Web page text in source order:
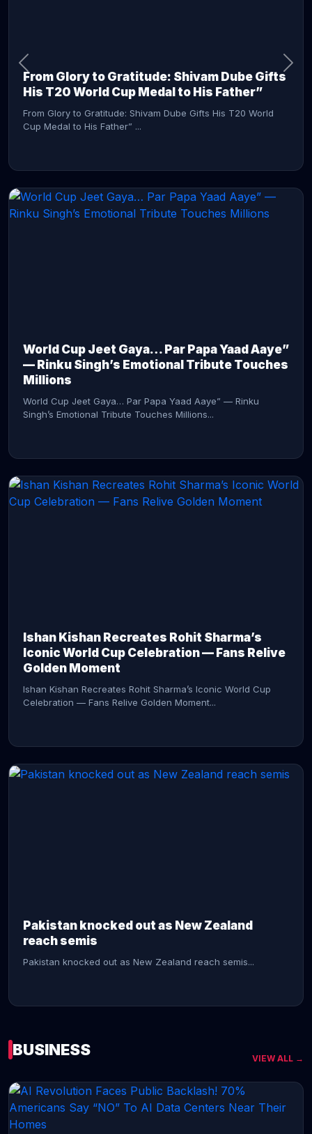
From Glory to Gratitude: Shivam Dube Gifts
His T20 World Cup Medal to His Father”
From Glory to Gratitude: Shivam Dube Gifts His T20 World
Cup Medal to His Father” ...
World Cup Jeet Gaya… Par Papa Yaad Aaye”
— Rinku Singh’s Emotional Tribute Touches
Millions
World Cup Jeet Gaya… Par Papa Yaad Aaye” — Rinku
Singh’s Emotional Tribute Touches Millions...
Ishan Kishan Recreates Rohit Sharma’s
Iconic World Cup Celebration — Fans Relive
Golden Moment
Ishan Kishan Recreates Rohit Sharma’s Iconic World Cup
Celebration — Fans Relive Golden Moment...
Pakistan knocked out as New Zealand
reach semis
Pakistan knocked out as New Zealand reach semis...
CONTINUE READING →
BUSINESS VIEW ALL →